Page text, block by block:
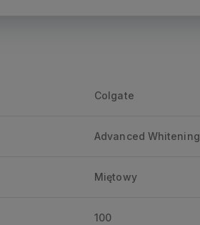
Colgate
Advanced Whitening
Miętowy
100